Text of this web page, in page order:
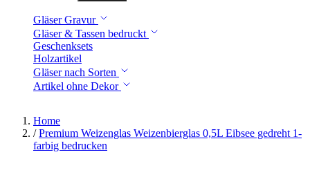
Gläser Gravur
Gläser & Tassen bedruckt
Geschenksets
Holzartikel
Gläser nach Sorten
Artikel ohne Dekor
Home
/ Premium Weizenglas Weizenbierglas 0,5L Eibsee gedreht 1-
farbig bedrucken